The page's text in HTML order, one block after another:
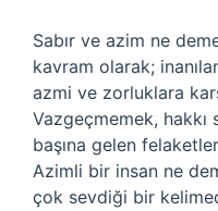
Sabır ve azim ne
kavram olarak;
azmi ve zorluklara
Vazgeçmemek,
başına gelen
Azimli bir insan ne
çok sevdiği bir